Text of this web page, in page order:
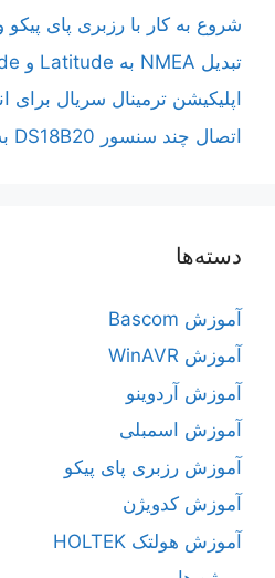
شروع به کار با رزبری پای پیکو
تبدیل NMEA به Latitude و Longitude در GPS
اپلیکیشن ترمینال سریال برای
اتصال چند سنسور DS18B20 به AVR در بسکام
دسته‌ها
آموزش Bascom
آموزش WinAVR
آموزش آردوینو
آموزش اسمبلی
آموزش رزبری پای پیکو
آموزش کدویژن
آموزش هولتک HOLTEK